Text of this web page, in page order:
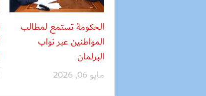
الحكومة تستمع لمطالب
المواطنين عبر نواب
البرلمان
مايو 06, 2026